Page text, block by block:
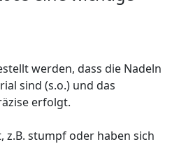
werden, dass die Nadeln
sind (s.o.) und das
erfolgt.
z.B. stumpf oder haben sich